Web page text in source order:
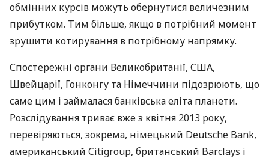
обмінних курсів можуть обернутися величезним
прибутком. Тим більше, якщо в потрібний момент
зрушити котирування в потрібному напрямку.
Спостережні органи Великобританії, США,
Швейцарії, Гонконгу та Німеччини підозрюють, що
саме цим і займалася банківська еліта планети.
Розслідування триває вже з квітня 2013 року,
перевіряються, зокрема, німецький Deutsche Bank,
американський Citigroup, британський Barclays і